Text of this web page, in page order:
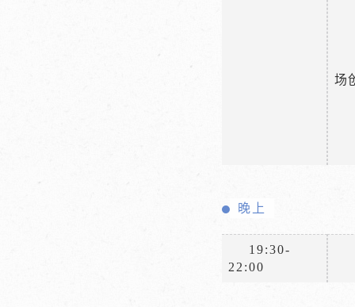
场
晚上
19:30-
22:00